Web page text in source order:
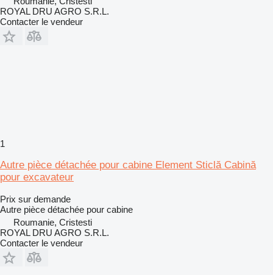
ROYAL DRU AGRO S.R.L.
Contacter le vendeur
1
Autre pièce détachée pour cabine Element Sticlă Cabină
pour excavateur
Prix sur demande
Autre pièce détachée pour cabine
Roumanie, Cristesti
ROYAL DRU AGRO S.R.L.
Contacter le vendeur